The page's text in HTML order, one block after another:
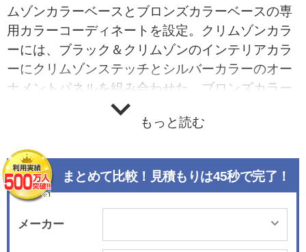
ムゾンカラーベースとブロンズカラーベースの専
用カラーコーディネートを設定。クリムゾンカラ
ーには、ブラック＆クリムゾンのインテリアカラ
ーにクリムゾンステッチとシルバーカラーのオー
ナメントパネルを組み合わせた。ブロンズカラー
には、ブラックのインテリアカラーにブロンズカ
ラーのオーナメントパネルやブロンズステッチを
いる。 エクステリアは、高輝度シルバー塗装のフ
ロントロアバンパーモールやボディカラー同色の
フェンダーアーチモールなどを採用し、都会的な
印象を際立たせた。さらにダークメタリック塗装
とブロンズ塗装のアルミホイールを採用した。レ
もっと読む
まとめて比較！見積もりは45秒で完了！
メーカー